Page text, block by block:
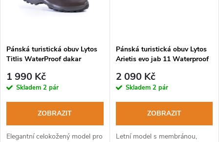
Pánská turistická obuv Lytos
Titlis WaterProof dakar
1 990 Kč
Skladem 2 pár
ZOBRAZIT
Elegantní celokožený model pro
Pánská turistická obuv Lytos
Arietis evo jab 11 Waterproof
2 090 Kč
Skladem 2 pár
ZOBRAZIT
Letní model s membránou,